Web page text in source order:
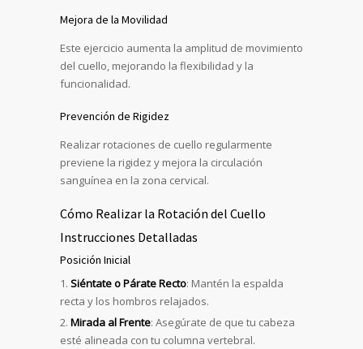
Mejora de la Movilidad
Este ejercicio aumenta la amplitud de movimiento
del cuello, mejorando la flexibilidad y la
funcionalidad.
Prevención de Rigidez
Realizar rotaciones de cuello regularmente
previene la rigidez y mejora la circulación
sanguínea en la zona cervical.
Cómo Realizar la Rotación del Cuello
Instrucciones Detalladas
Posición Inicial
Siéntate o Párate Recto: Mantén la espalda
recta y los hombros relajados.
Mirada al Frente: Asegúrate de que tu cabeza
esté alineada con tu columna vertebral.